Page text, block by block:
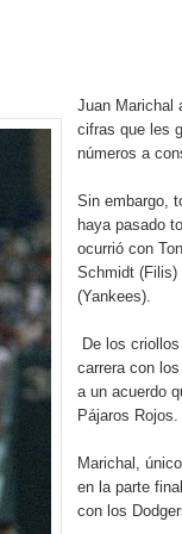
impulsada por
como
de Oficina
para
artística
unen al regreso
Banreservas
Juan Marichal
cifras que les
números a
Sin embargo,
haya pasado
ocurrió con
Schmidt (Filis)
(Yankees).
De los
carrera con
a un acuerdo
Pájaros Rojos.
Marichal,
en la parte
con los